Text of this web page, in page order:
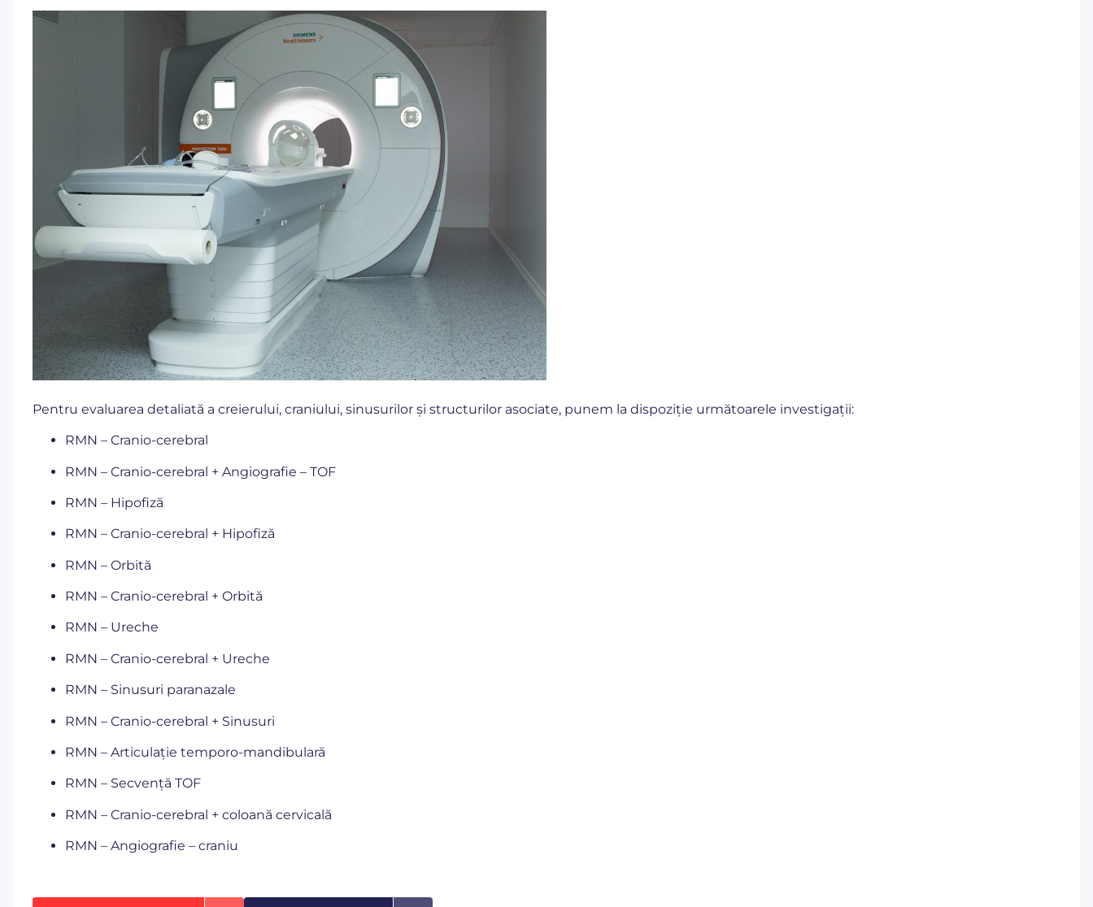
Pentru evaluarea detaliată a creierului, craniului, sinusurilor și structurilor asociate, punem la dispoziție următoarele investigații:
RMN – Cranio-cerebral
RMN – Cranio-cerebral + Angiografie – TOF
RMN – Hipofiză
RMN – Cranio-cerebral + Hipofiză
RMN – Orbită
RMN – Cranio-cerebral + Orbită
RMN – Ureche
RMN – Cranio-cerebral + Ureche
RMN – Sinusuri paranazale
RMN – Cranio-cerebral + Sinusuri
RMN – Articulație temporo-mandibulară
RMN – Secvență TOF
RMN – Cranio-cerebral + coloană cervicală
RMN – Angiografie – craniu